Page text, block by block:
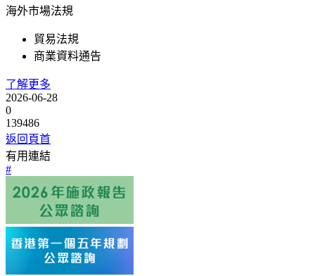
海外市場法規
貿易法規
商業資料通告
了解更多
2026-06-28
0
139486
返回頁首
有用連結
#